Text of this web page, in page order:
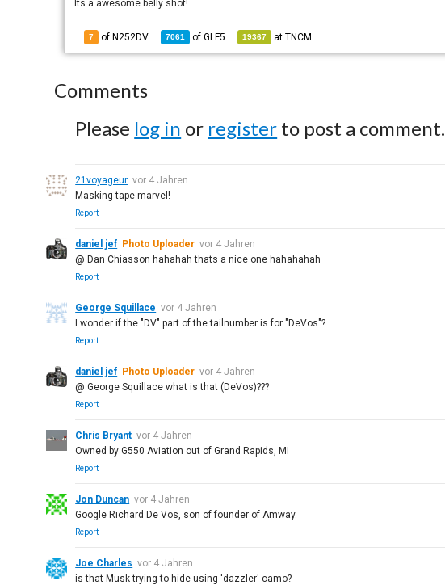
Its a awesome belly shot!
7 of N252DV 7061 ofGLF5 19367 atTNCM
Comments
Please log in or register to post a comment.
21voyageur vor 4 Jahren
Masking tape marvel!
Report
daniel jef Photo Uploader vor 4 Jahren
@ Dan Chiasson hahahah thats a nice one hahahahah
Report
George Squillace vor 4 Jahren
I wonder if the "DV" part of the tailnumber is for "DeVos"?
Report
daniel jef Photo Uploader vor 4 Jahren
@ George Squillace what is that (DeVos)???
Report
Chris Bryant vor 4 Jahren
Owned by G550 Aviation out of Grand Rapids, MI
Report
Jon Duncan vor 4 Jahren
Google Richard De Vos, son of founder of Amway.
Report
Joe Charles vor 4 Jahren
is that Musk trying to hide using 'dazzler' camo?